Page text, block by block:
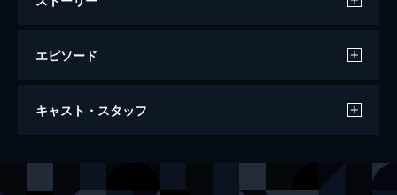
エピソード
蘭の肉体
キャスト・スタッフ